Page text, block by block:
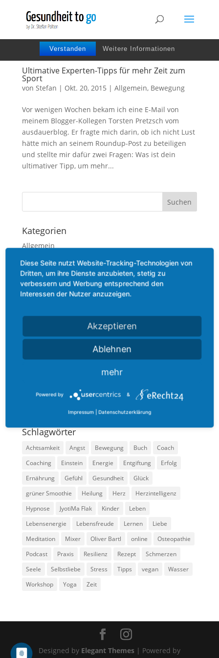
Wir benutzen Cookies um die Nutzerfreundlichkeit
der Webseite zu verbessen. Durch Deinen Besuch
Verstanden Weitere Informationen
Ultimative Experten-Tipps für mehr Zeit zum
Sport
von Stefan | Okt. 20, 2015 | Allgemein, Bewegung
Vor wenigen Wochen bekam ich eine E-Mail von
meinem Blogger-Kollegen Torsten Pretzsch vom
ausdauerblog. Er fragte mich darin, ob ich nicht Lust
hätte mich an seinem Roundup-Post zu beteiligen
und stellte mir dafür zwei Fragen: Was ist dein
ultimativer Tipp, um mehr...
Kategorien
Allgemein
Beauty
Bewegung
Ernährung
Methoden
Mindset
Termin
Schlagwörter
Achtsamkeit Angst Bewegung Buch
Coach
Coaching
Einstein Energie Entgiftung
Erfolg
Ernährung
Gefühl Gesundheit
Glück
grüner Smoothie
Heilung Herz
Herzintelligenz
Hypnose
JyotiMa Flak Kinder
Leben
Lebensenergie
Lebensfreude Lernen
Liebe
Meditation
Mixer Oliver Bartl online
Osteopathie
Podcast
Praxis Resilienz Rezept
Schmerzen
Seele
Selbstliebe Stress Tipps vegan
Wasser
Workshop
Yoga Zeit
Designed by Elegant Themes| Powered by
Diese Seite nutzt Website-Tracking-Technologien von
Dritten, um ihre Dienste anzubieten, stetig zu
verbessern und Werbung entsprechend den
Interessen der Nutzer anzuzeigen.
Akzeptieren
Ablehnen
mehr
Powered by &
Impressum Datenschutzerklärung